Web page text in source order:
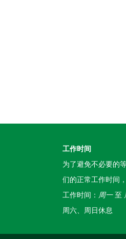
工作时间
为了避免不必要的
们的正常工作时间
工作时间： 周一至
周六、周日休息